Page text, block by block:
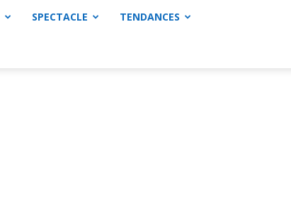
SPECTACLE TENDANCES